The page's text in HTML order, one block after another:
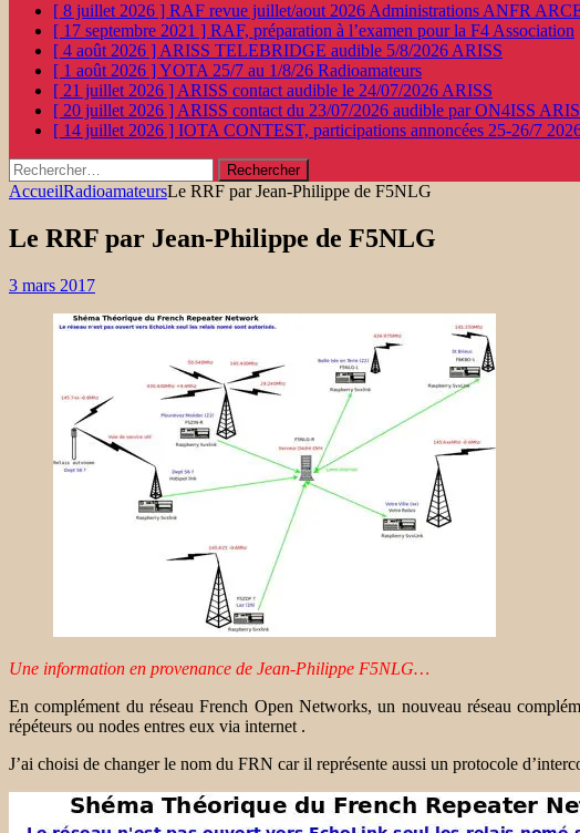
[ 8 juillet 2026 ] RAF revue juillet/aout 2026 Administrations ANFR
[ 17 septembre 2021 ] RAF, préparation à l’examen pour la F4 Association
[ 4 août 2026 ] ARISS TELEBRIDGE audible 5/8/2026 ARISS
[ 1 août 2026 ]YOTA 25/7 au 1/8/26 Radioamateurs
[ 21 juillet 2026 ] ARISS contact audible le 24/07/2026 ARISS
[ 20 juillet 2026 ] ARISS contact du 23/07/2026 audible par ON4ISS
[ 14 juillet 2026 ] IOTA CONTEST, participations annoncées 25-26/7
Rechercher :
AccueilRadioamateursLe RRF par Jean-Philippe de F5NLG
Le RRF par Jean-Philippe de F5NLG
3 mars 2017
Une information en provenance de Jean-Philippe F5NLG…
En complément du réseau French Open Networks, un nouveau réseau
répéteurs ou nodes entres eux via internet .
J’ai choisi de changer le nom du FRN car il représente aussi un protocole